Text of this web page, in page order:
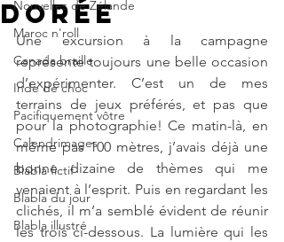
Nouvelles de Zélande
Maroc n'roll
Canada braille
Inde de choc
Pacifiquement vôtre
Calendrimages
Blabla fictif
Blabla du jour
Blabla illustré
dorée
Une excursion à la campagne
représente toujours une belle occasion
d’expérimenter. C’est un de mes
terrains de jeux préférés, et pas que
pour la photographie! Ce matin-là, en
même pas 100 mètres, j’avais déjà une
bonne dizaine de thèmes qui me
venaient à l’esprit. Puis en regardant les
clichés, il m’a semblé évident de réunir
les trois ci-dessous. La lumière qui les